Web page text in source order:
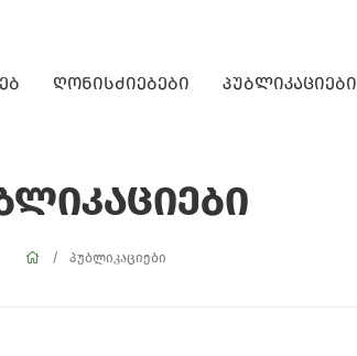
ღონისძიებები პუბლიკაციები
პუბლიკაციები